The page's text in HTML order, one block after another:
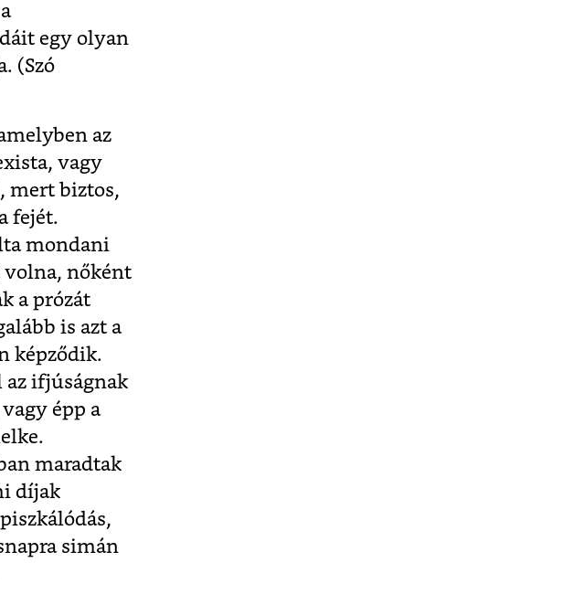
egy olyan
(Szó
az
vagy
mert biztos,
fejét.
mondani
volna, nőként
a prózát
is azt a
képződik.
az ifjúságnak
épp a
maradtak
díjak
simán